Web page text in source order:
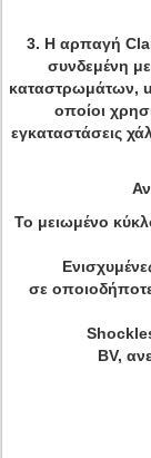
3. Η αρπαγή
συνδεμένη
καταστρωμάτων,
οποίοι
εγκαταστάσεις
Το μειωμένο
σε
BV,